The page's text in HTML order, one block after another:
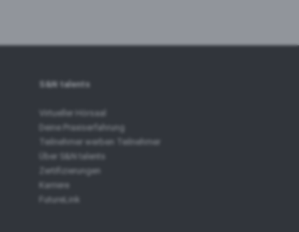
S&N talents
Virtueller Hörsaal
Deine Praxiserfahrung
Teilnehmer werben Teilnehmer
Über S&N talents
Zertifizierungen
Karriere
FutureLink